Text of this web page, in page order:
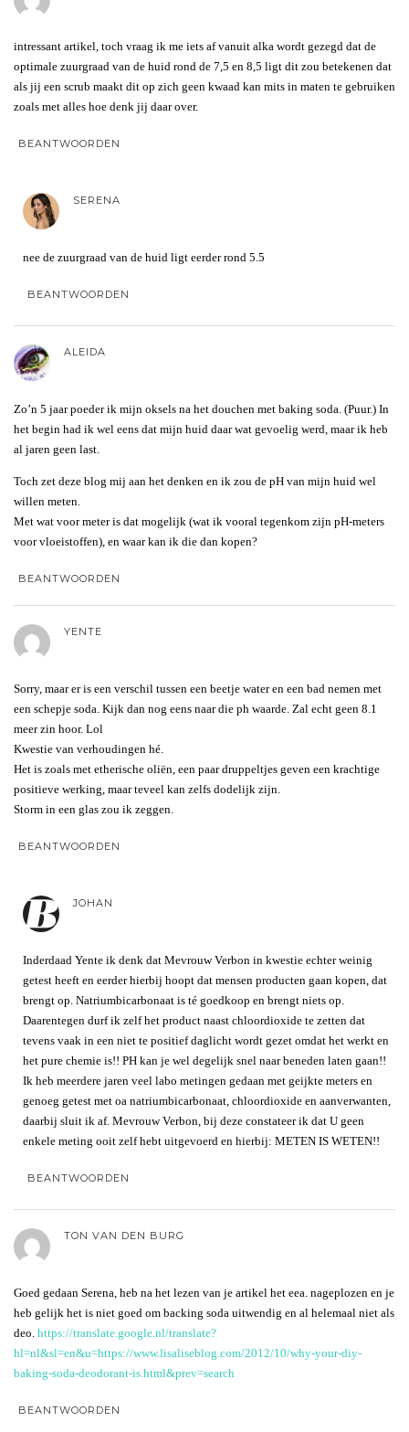
intressant artikel, toch vraag ik me iets af vanuit alka wordt gezegd dat de
optimale zuurgraad van de huid rond de 7,5 en 8,5 ligt dit zou betekenen dat
als jij een scrub maakt dit op zich geen kwaad kan mits in maten te gebruiken
zoals met alles hoe denk jij daar over.
BEANTWOORDEN
SERENA
nee de zuurgraad van de huid ligt eerder rond 5.5
BEANTWOORDEN
ALEIDA
Zo’n 5 jaar poeder ik mijn oksels na het douchen met baking soda. (Puur.) In
het begin had ik wel eens dat mijn huid daar wat gevoelig werd, maar ik heb
al jaren geen last.
Toch zet deze blog mij aan het denken en ik zou de pH van mijn huid wel
willen meten.
Met wat voor meter is dat mogelijk (wat ik vooral tegenkom zijn pH-meters
voor vloeistoffen), en waar kan ik die dan kopen?
BEANTWOORDEN
YENTE
Sorry, maar er is een verschil tussen een beetje water en een bad nemen met
een schepje soda. Kijk dan nog eens naar die ph waarde. Zal echt geen 8.1
meer zin hoor. Lol
Kwestie van verhoudingen hé.
Het is zoals met etherische oliën, een paar druppeltjes geven een krachtige
positieve werking, maar teveel kan zelfs dodelijk zijn.
Storm in een glas zou ik zeggen.
BEANTWOORDEN
JOHAN
Inderdaad Yente ik denk dat Mevrouw Verbon in kwestie echter weinig
getest heeft en eerder hierbij hoopt dat mensen producten gaan kopen, dat
brengt op. Natriumbicarbonaat is té goedkoop en brengt niets op.
Daarentegen durf ik zelf het product naast chloordioxide te zetten dat
tevens vaak in een niet te positief daglicht wordt gezet omdat het werkt en
het pure chemie is!! PH kan je wel degelijk snel naar beneden laten gaan!!
Ik heb meerdere jaren veel labo metingen gedaan met geijkte meters en
genoeg getest met oa natriumbicarbonaat, chloordioxide en aanverwanten,
daarbij sluit ik af. Mevrouw Verbon, bij deze constateer ik dat U geen
enkele meting ooit zelf hebt uitgevoerd en hierbij: METEN IS WETEN!!
BEANTWOORDEN
TON VAN DEN BURG
Goed gedaan Serena, heb na het lezen van je artikel het eea. nageplozen en je
heb gelijk het is niet goed om backing soda uitwendig en al helemaal niet als
deo. https://translate.google.nl/translate?
hl=nl&sl=en&u=https://www.lisaliseblog.com/2012/10/why-your-diy-
baking-soda-deodorant-is.html&prev=search
BEANTWOORDEN